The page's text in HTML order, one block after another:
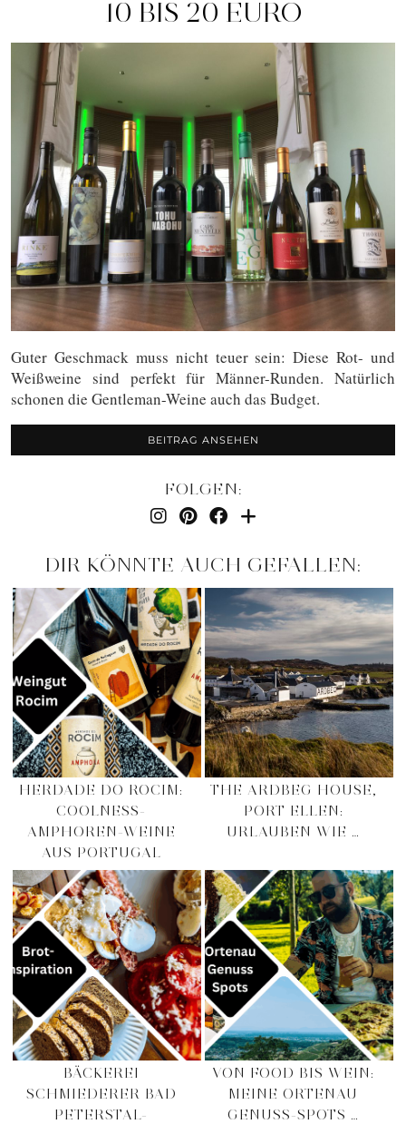
10 BIS 20 EURO
Guter Geschmack muss nicht teuer sein: Diese Rot- und
Weißweine sind perfekt für Männer-Runden. Natürlich
schonen die Gentleman-Weine auch das Budget.
BEITRAG ANSEHEN
FOLGEN:
DIR KÖNNTE AUCH GEFALLEN:
HERDADE DO ROCIM:
COOLNESS-
AMPHOREN-WEINE
AUS PORTUGAL
THE ARDBEG HOUSE,
PORT ELLEN:
URLAUBEN WIE …
BÄCKEREI
SCHMIEDERER BAD
PETERSTAL-
VON FOOD BIS WEIN:
MEINE ORTENAU
GENUSS-SPOTS …